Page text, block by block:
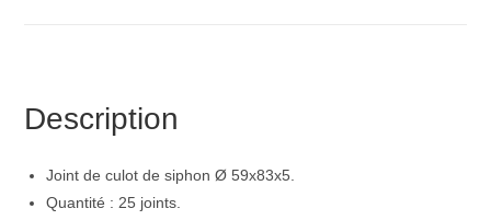
Description
Joint de culot de siphon Ø 59x83x5.
Quantité : 25 joints.